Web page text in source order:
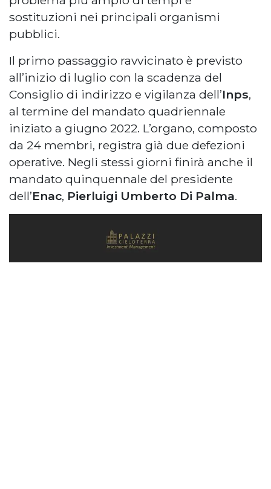
sostituzioni nei principali organismi
pubblici.
Il primo passaggio ravvicinato è previsto
all’inizio di luglio con la scadenza del
Consiglio di indirizzo e vigilanza dell’Inps,
al termine del mandato quadriennale
iniziato a giugno 2022. L’organo, composto
da 24 membri, registra già due defezioni
operative. Negli stessi giorni finirà anche il
mandato quinquennale del presidente
dell’Enac, Pierluigi Umberto Di Palma.